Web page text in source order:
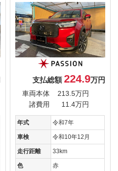
支払総額224.9万円
車両本体
213.5万円
諸費用
11.4万円
年式 令和7年
車検 令和10年12月
走行距離 33km
色 赤